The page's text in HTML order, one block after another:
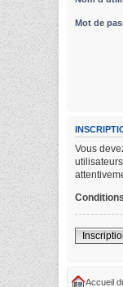
Mot de
Vous
Accueil